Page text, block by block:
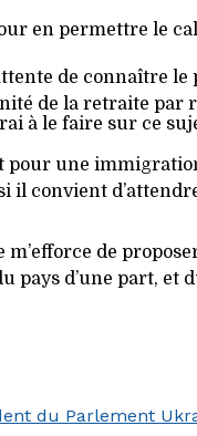
en permettre le
de connaître
de la retraite
à le faire sur ce
une
il convient
de
pays d’une part,
du Parlement